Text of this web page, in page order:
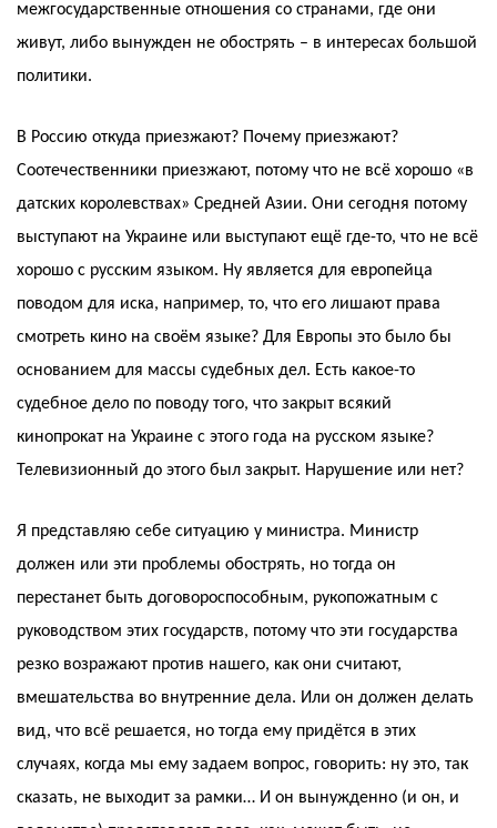
межгосударственные отношения со странами, где они
живут, либо вынужден не обострять – в интересах большой
политики.
В Россию откуда приезжают? Почему приезжают?
Соотечественники приезжают, потому что не всё хорошо «в
датских королевствах» Средней Азии. Они сегодня потому
выступают на Украине или выступают ещё где-то, что не всё
хорошо с русским языком. Ну является для европейца
поводом для иска, например, то, что его лишают права
смотреть кино на своём языке? Для Европы это было бы
основанием для массы судебных дел. Есть какое-то
судебное дело по поводу того, что закрыт всякий
кинопрокат на Украине с этого года на русском языке?
Телевизионный до этого был закрыт. Нарушение или нет?
Я представляю себе ситуацию у министра. Министр
должен или эти проблемы обострять, но тогда он
перестанет быть договороспособным, рукопожатным с
руководством этих государств, потому что эти государства
резко возражают против нашего, как они считают,
вмешательства во внутренние дела. Или он должен делать
вид, что всё решается, но тогда ему придётся в этих
случаях, когда мы ему задаем вопрос, говорить: ну это, так
сказать, не выходит за рамки… И он вынужденно (и он, и